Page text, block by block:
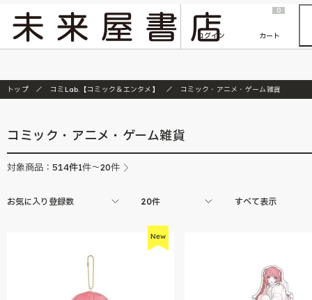
『ONE PIECE magazine 021 ONE PIECEカード付き同梱版』発売延期のご案内
ログイン
0
カート
トップ コミLab.【コミック＆エンタメ】 コミック・アニメ・ゲーム雑貨
コミック・アニメ・ゲーム雑貨
対象商品： 514件1件～20件
お気に入り登録数 20件 すべて表示